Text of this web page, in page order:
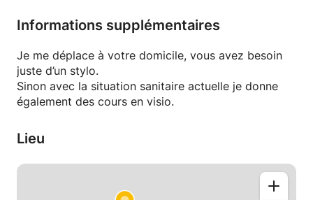
réussir au mieux votre année scolaire.
Pour plus d’informations n’hésitez pas à me
contacter par message.
A bientôt !
Informations supplémentaires
Je me déplace à votre domicile, vous avez besoin
juste d’un stylo.
Sinon avec la situation sanitaire actuelle je donne
également des cours en visio.
Lieu